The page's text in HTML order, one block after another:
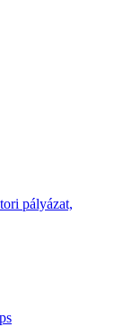
pályázat,